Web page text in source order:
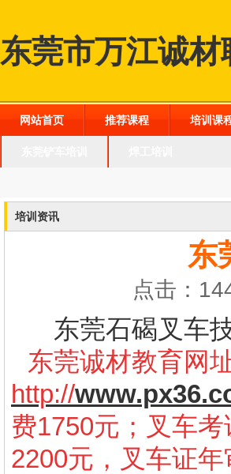
东莞市万江诚
网站首页 推荐课程 培训课
培训资讯
东
点击：
东莞石碣叉车技
东莞诚材教育网
http://
费1750元；叉车
2200元，叉车证